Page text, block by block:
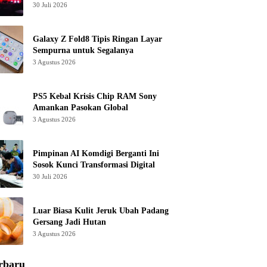
30 Juli 2026
Galaxy Z Fold8 Tipis Ringan Layar
Sempurna untuk Segalanya
3 Agustus 2026
PS5 Kebal Krisis Chip RAM Sony
Amankan Pasokan Global
3 Agustus 2026
Pimpinan AI Komdigi Berganti Ini
Sosok Kunci Transformasi Digital
30 Juli 2026
Luar Biasa Kulit Jeruk Ubah Padang
Gersang Jadi Hutan
3 Agustus 2026